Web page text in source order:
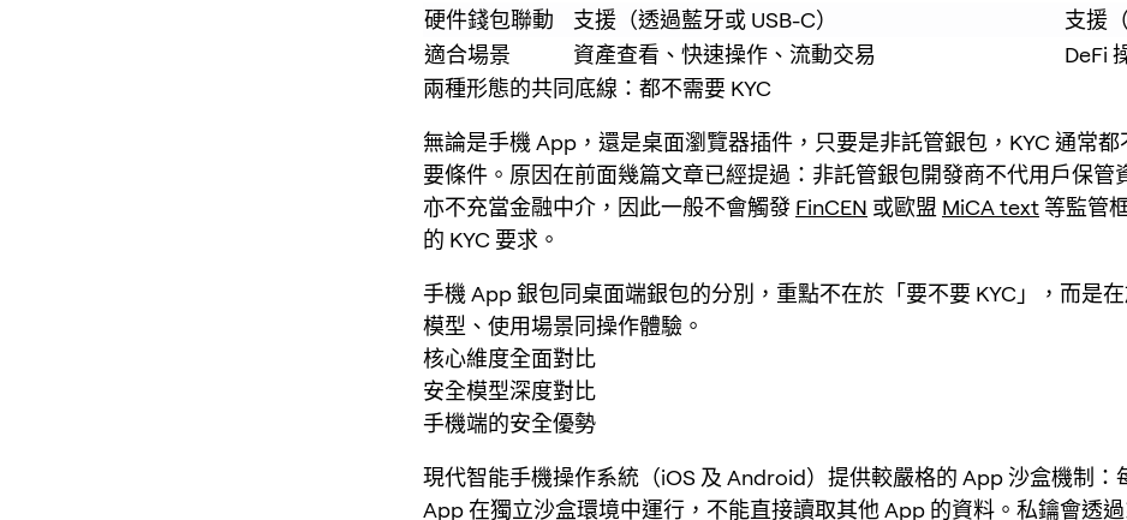
硬件錢包聯動
支援（透過藍牙或 USB-C）
支援
適合場景
資產查看、快速操作、流動交易
DeFi
兩種形態的共同底線：都不需要 KYC
無論是手機 App，還是桌面瀏覽器插件，只要是非託管銀包，KYC 通常都
要條件。原因在前面幾篇文章已經提過：非託管銀包開發商不代用戶保管
亦不充當金融中介，因此一般不會觸發 FinCEN 或歐盟 MiCA text 等監管
的 KYC 要求。
手機 App 銀包同桌面端銀包的分別，重點不在於「要不要 KYC」，而是
模型、使用場景同操作體驗。
核心維度全面對比
安全模型深度對比
手機端的安全優勢
現代智能手機操作系統（iOS 及 Android）提供較嚴格的 App 沙盒機制：
App 在獨立沙盒環境中運行，不能直接讀取其他 App 的資料。私鑰會透